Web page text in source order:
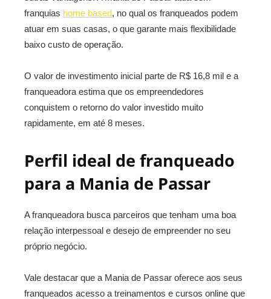
franquias home based, no qual os franqueados podem
atuar em suas casas, o que garante mais flexibilidade
baixo custo de operação.
O valor de investimento inicial parte de R$ 16,8 mil e a
franqueadora estima que os empreendedores
conquistem o retorno do valor investido muito
rapidamente, em até 8 meses.
Perfil ideal de franqueado
para a Mania de Passar
A franqueadora busca parceiros que tenham uma boa
relação interpessoal e desejo de empreender no seu
próprio negócio.
Vale destacar que a Mania de Passar oferece aos seus
franqueados acesso a treinamentos e cursos online que